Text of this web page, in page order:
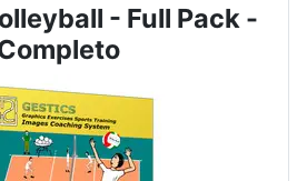
- Full Pack -